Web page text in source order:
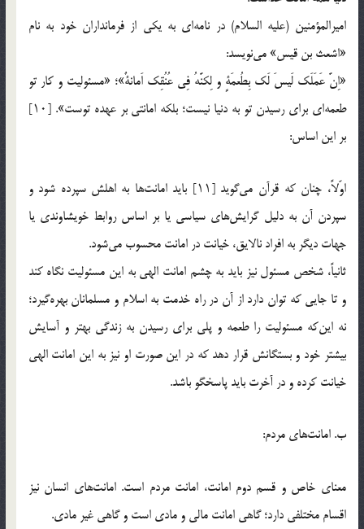
امیرالمؤمنین (علیه السلام) در نامه‌ای به یکی از فرمانداران خود به نام
«اشعث بن قیس» می‌نویسد:
«اِنَّ عَمَلَک لَیسَ لَک بِطُعمَةٍ و لِکنَّهُ فِی عُنُقِک اَمانةٌ»؛ «مسئولیت و کار تو
طعمه‌ای برای رسیدن تو به دنیا نیست؛ بلکه امانتی بر عهده توست». [۱۰]
بر این اساس:
اوّلاً، چنان که قرآن می‌گوید [۱۱] باید امانت‌ها به اهلش سپرده شود و
سپردن آن به دلیل گرایش‌های سیاسی یا بر اساس روابط خویشاوندی یا
جهات دیگر به افراد نالایق، خیانت در امانت محسوب می‌شود.
ثانیاً، شخص مسئول نیز باید به چشم امانت الهی به این مسئولیت نگاه کند
و تا جایی که توان دارد از آن در راه خدمت به اسلام و مسلمانان بهره‌گیرد؛
نه این‌که مسئولیت را طعمه و پلی برای رسیدن به زندگی بهتر و آسایش
بیشتر خود و بستگانش قرار دهد که در این صورت او نیز به این امانت الهی
خیانت کرده و در آخرت باید پاسخگو باشد.
ب. امانت‌های مردم:
معنای خاص و قسم دوم امانت، امانت مردم است. امانت‌های انسان نیز
اقسام مختلفی دارد؛ گاهی امانت مالی و مادی است و گاهی غیر مادی.